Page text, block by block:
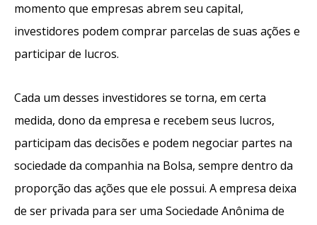
momento que empresas abrem seu capital,
investidores podem comprar parcelas de suas ações e
participar de lucros.
Cada um desses investidores se torna, em certa
medida, dono da empresa e recebem seus lucros,
participam das decisões e podem negociar partes na
sociedade da companhia na Bolsa, sempre dentro da
proporção das ações que ele possui. A empresa deixa
de ser privada para ser uma Sociedade Anônima de